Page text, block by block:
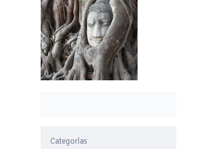
Categorías